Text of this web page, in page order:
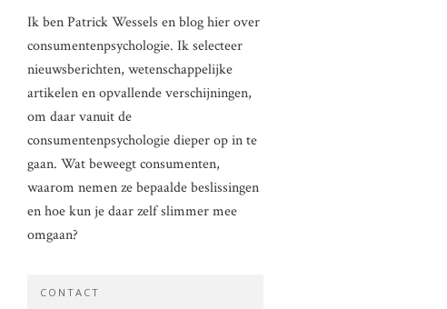
Ik ben Patrick Wessels en blog hier over
consumentenpsychologie. Ik selecteer
nieuwsberichten, wetenschappelijke
artikelen en opvallende verschijningen,
om daar vanuit de
consumentenpsychologie dieper op in te
gaan. Wat beweegt consumenten,
waarom nemen ze bepaalde beslissingen
en hoe kun je daar zelf slimmer mee
omgaan?
CONTACT